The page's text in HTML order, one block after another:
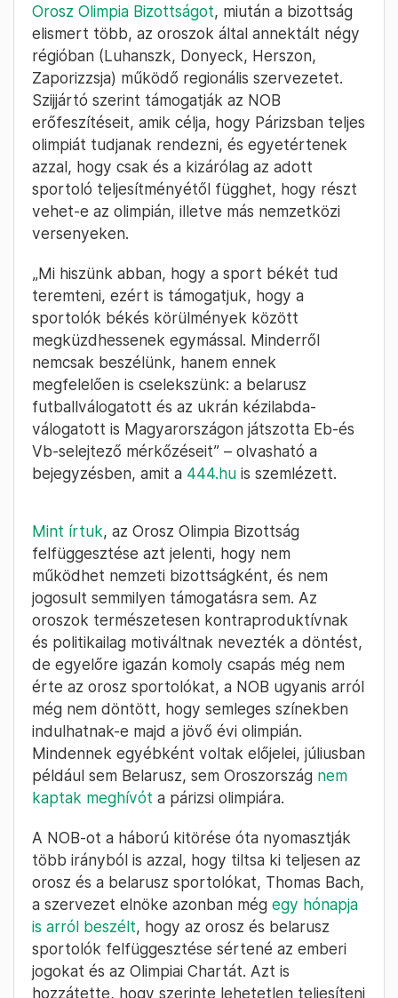
Orosz Olimpia Bizottságot, miután a bizottság
elismert több, az oroszok által annektált négy
régióban (Luhanszk, Donyeck, Herszon,
Zaporizzsja) működő regionális szervezetet.
Szijjártó szerint támogatják az NOB
erőfeszítéseit, amik célja, hogy Párizsban teljes
olimpiát tudjanak rendezni, és egyetértenek
azzal, hogy csak és a kizárólag az adott
sportoló teljesítményétől függhet, hogy részt
vehet-e az olimpián, illetve más nemzetközi
versenyeken.
„Mi hiszünk abban, hogy a sport békét tud
teremteni, ezért is támogatjuk, hogy a
sportolók békés körülmények között
megküzdhessenek egymással. Minderről
nemcsak beszélünk, hanem ennek
megfelelően is cselekszünk: a belarusz
futballválogatott és az ukrán kézilabda-
válogatott is Magyarországon játszotta Eb-és
Vb-selejtező mérkőzéseit” – olvasható a
bejegyzésben, amit a 444.hu is szemlézett.
Mint írtuk, az Orosz Olimpia Bizottság
felfüggesztése azt jelenti, hogy nem
működhet nemzeti bizottságként, és nem
jogosult semmilyen támogatásra sem. Az
oroszok természetesen kontraproduktívnak
és politikailag motiváltnak nevezték a döntést,
de egyelőre igazán komoly csapás még nem
érte az orosz sportolókat, a NOB ugyanis arról
még nem döntött, hogy semleges színekben
indulhatnak-e majd a jövő évi olimpián.
Mindennek egyébként voltak előjelei, júliusban
például sem Belarusz, sem Oroszország nem
kaptak meghívót a párizsi olimpiára.
A NOB-ot a háború kitörése óta nyomasztják
több irányból is azzal, hogy tiltsa ki teljesen az
orosz és a belarusz sportolókat, Thomas Bach,
a szervezet elnöke azonban még egy hónapja
is arról beszélt, hogy az orosz és belarusz
sportolók felfüggesztése sértené az emberi
jogokat és az Olimpiai Chartát. Azt is
hozzátette, hogy szerinte lehetetlen teljesíteni